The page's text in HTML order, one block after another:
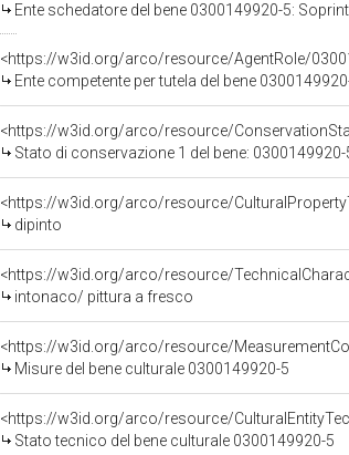
Ente schedatore del bene 0300149920-5:
<https://w3id.org/arco/resource/AgentRole/
Ente competente per tutela del bene
<https://w3id.org/arco/resource/
Stato di conservazione 1 del bene: 0300149920-
<https://w3id.org/arco/resource/
dipinto
<https://w3id.org/arco/resource/
intonaco/ pittura a fresco
<https://w3id.org/arco/resource/
Misure del bene culturale 0300149920-5
<https://w3id.org/arco/resource/
Stato tecnico del bene culturale 0300149920-5